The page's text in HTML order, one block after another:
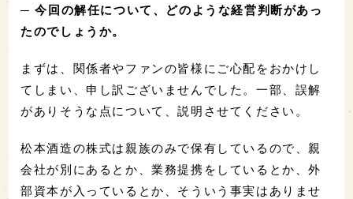
─ 今回の解任について、どのような経営判断があっ
たのでしょうか。
まずは、関係者やファンの皆様にご心配をおかけし
てしまい、申し訳ございませんでした。一部、誤解
がありそうな点について、説明させてください。
松本酒造の株式は親族のみで保有しているので、親
会社が別にあるとか、業務提携をしているとか、外
部資本が入っているとか、そういう事実はありませ